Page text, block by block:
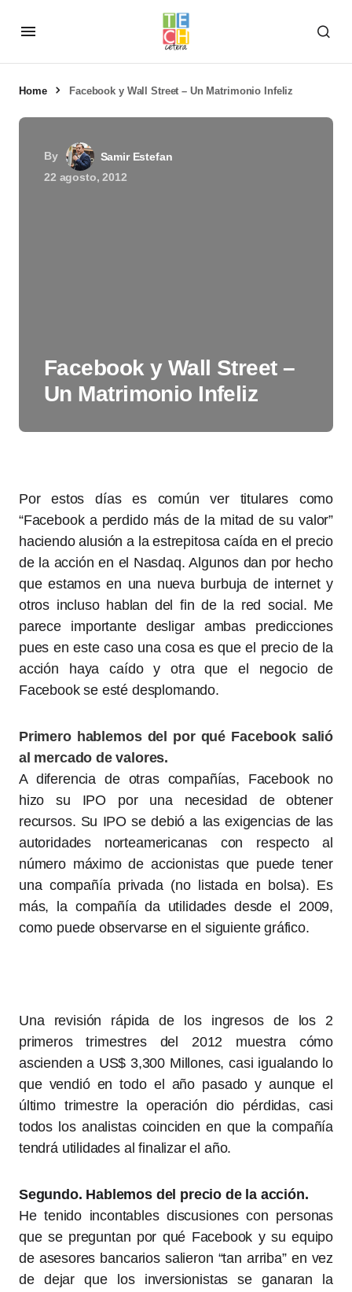
Home Facebook y Wall Street – Un Matrimonio Infeliz
By
Samir Estefan
22 agosto, 2012
Facebook y Wall Street –
Un Matrimonio Infeliz
Por estos días es común ver titulares como
“Facebook a perdido más de la mitad de su valor”
haciendo alusión a la estrepitosa caída en el precio
de la acción en el Nasdaq. Algunos dan por hecho
que estamos en una nueva burbuja de internet y
otros incluso hablan del fin de la red social. Me
parece importante desligar ambas predicciones
pues en este caso una cosa es que el precio de la
acción haya caído y otra que el negocio de
Facebook se esté desplomando.
Primero hablemos del por qué Facebook salió
al mercado de valores.
A diferencia de otras compañías, Facebook no
hizo su IPO por una necesidad de obtener
recursos. Su IPO se debió a las exigencias de las
autoridades norteamericanas con respecto al
número máximo de accionistas que puede tener
una compañía privada (no listada en bolsa). Es
más, la compañía da utilidades desde el 2009,
como puede observarse en el siguiente gráfico.
Una revisión rápida de los ingresos de los 2
primeros trimestres del 2012 muestra cómo
ascienden a US$ 3,300 Millones, casi igualando lo
que vendió en todo el año pasado y aunque el
último trimestre la operación dio pérdidas, casi
todos los analistas coinciden en que la compañía
tendrá utilidades al finalizar el año.
Segundo. Hablemos del precio de la acción.
He tenido incontables discusiones con personas
que se preguntan por qué Facebook y su equipo
de asesores bancarios salieron “tan arriba” en vez
de dejar que los inversionistas se ganaran la